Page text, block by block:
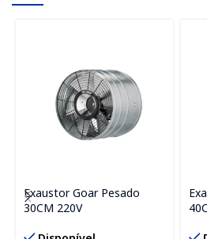
Exaustor Goar Pesado
30CM 220V